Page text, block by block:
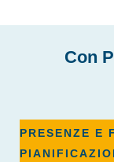
Con
PRESENZE E